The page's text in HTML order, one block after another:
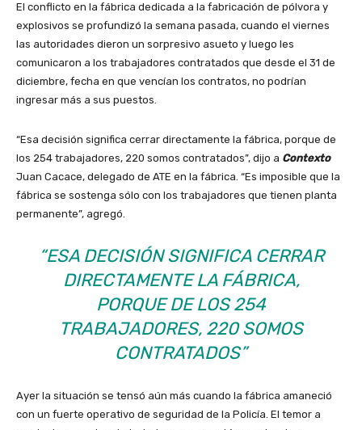
El conflicto en la fábrica dedicada a la fabricación de pólvora y
explosivos se profundizó la semana pasada, cuando el viernes
las autoridades dieron un sorpresivo asueto y luego les
comunicaron a los trabajadores contratados que desde el 31 de
diciembre, fecha en que vencían los contratos, no podrían
ingresar más a sus puestos.
“Esa decisión significa cerrar directamente la fábrica, porque de
los 254 trabajadores, 220 somos contratados”, dijo a Contexto
Juan Cacace, delegado de ATE en la fábrica. “Es imposible que la
fábrica se sostenga sólo con los trabajadores que tienen planta
permanente”, agregó.
“ESA DECISIÓN SIGNIFICA CERRAR
DIRECTAMENTE LA FÁBRICA,
PORQUE DE LOS 254
TRABAJADORES, 220 SOMOS
CONTRATADOS”
Ayer la situación se tensó aún más cuando la fábrica amaneció
con un fuerte operativo de seguridad de la Policía. El temor a